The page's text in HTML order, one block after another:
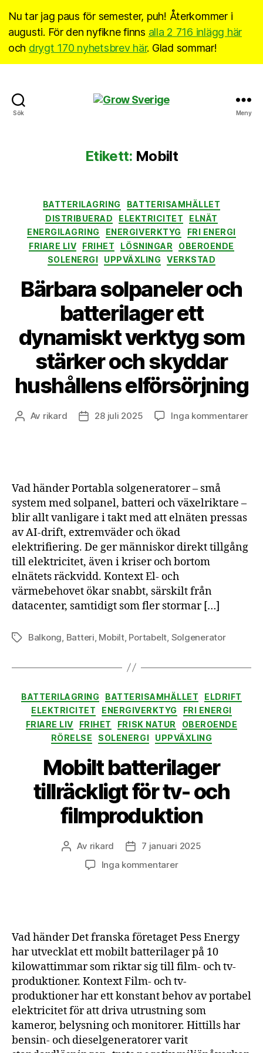
Nu tar jag paus för semester, puh! Återkommer i
augusti. För den nyfikne finns alla 2 716 inlägg här
och drygt 170 nyhetsbrev här. Glad sommar!
Sök Meny
Etikett: Mobilt
Kategorier
BATTERILAGRING
BATTERISAMHÄLLET
DISTRIBUERAD
ELEKTRICITET
ELNÄT
ENERGILAGRING
ENERGIVERKTYG
FRI ENERGI
FRIARE LIV
FRIHET LÖSNINGAR
OBEROENDE
SOLENERGI
UPPVÄXLING VERKSTAD
Bärbara solpaneler och
batterilager ett
dynamiskt verktyg som
stärker och skyddar
hushållens elförsörjning
Inläggsförfattare
Av rikard Inläggsdatum
28 juli 2025 Inga kommentarertill
och
Vad händer Portabla solgeneratorer – små
system med solpanel, batteri och växelriktare –
blir allt vanligare i takt med att elnäten pressas
av AI-drift, extremväder och ökad
elektrifiering. De ger människor direkt tillgång
till elektricitet, även i kriser och bortom
elnätets räckvidd. Kontext El- och
värmebehovet ökar snabbt, särskilt från
datacenter, samtidigt som fler stormar […]
Etiketter
Balkong Batteri Mobilt, Portabelt Solgenerator
Kategorier
BATTERILAGRING BATTERISAMHÄLLET
ELDRIFT
ELEKTRICITET
ENERGIVERKTYG
FRI ENERGI
FRIARE LIV
FRIHET FRISK NATUR
OBEROENDE
RÖRELSE
SOLENERGI UPPVÄXLING
Mobilt batterilager
tillräckligt för tv- och
filmproduktion
Inläggsförfattare
Av rikard Inläggsdatum
7 januari 2025
Inga kommentarertill
och
filmproduktion
Vad händer Det franska företaget Pess Energy
har utvecklat ett mobilt batterilager på 10
kilowattimmar som riktar sig till film- och tv-
produktioner. Kontext Film- och tv-
produktioner har ett konstant behov av portabel
elektricitet för att driva utrustning som
kameror, belysning och monitorer. Hittills har
bensin- och dieselgeneratorer varit